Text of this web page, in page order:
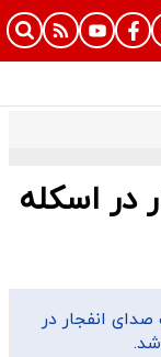
در اسکله
صدای انفجار در